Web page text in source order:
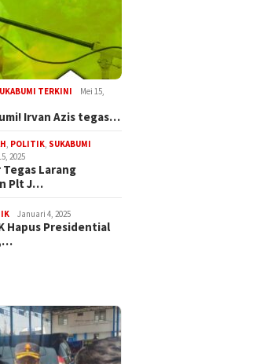
TERKINI
Mei 15,
Irvan Azis tegas…
POLITIK SUKABUMI
2025
Tegas Larang
Plt J…
Januari 4, 2025
Hapus Presidential